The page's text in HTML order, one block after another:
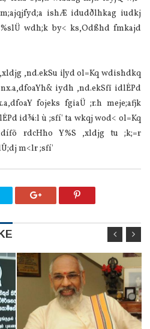
ishÆ idudðlhkag iudkj
wdh;k by< ks,Odßhd fmkajd
,nd.ekSu i|yd ol=Kq wdishdkq
iydh ,nd.ekSfï idlÉPd
fojeks fgiaÜ ;r.h meje;afjk
id¾:l ù ;sfí' ta wkqj wod< ol=Kq
rdcHho Y%S ,xldjg tu ;k;=r
m<lr ;sfí'